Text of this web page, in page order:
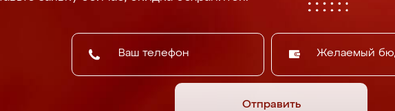
Желаемый
Отправить